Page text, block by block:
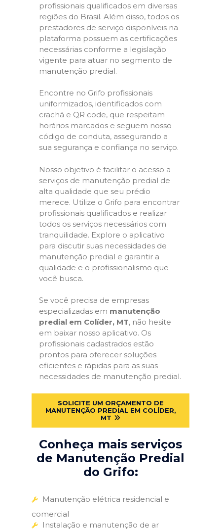
profissionais qualificados em diversas
regiões do Brasil. Além disso, todos os
prestadores de serviço disponíveis na
plataforma possuem as certificações
necessárias conforme a legislação
vigente para atuar no segmento de
manutenção predial.
Encontre no Grifo profissionais
uniformizados, identificados com
crachá e QR code, que respeitam
horários marcados e seguem nosso
código de conduta, assegurando a
sua segurança e confiança no serviço.
Nosso objetivo é facilitar o acesso a
serviços de manutenção predial de
alta qualidade que seu prédio
merece. Utilize o Grifo para encontrar
profissionais qualificados e realizar
todos os serviços necessários com
tranquilidade. Explore o aplicativo
para discutir suas necessidades de
manutenção predial e garantir a
qualidade e o profissionalismo que
você busca.
Se você precisa de empresas
especializadas em manutenção
predial em Colíder, MT, não hesite
em baixar nosso aplicativo. Os
profissionais cadastrados estão
prontos para oferecer soluções
eficientes e rápidas para as suas
necessidades de manutenção predial.
SOLICITE UM ORÇAMENTO DE
MANUTENÇÃO PREDIAL EM COLÍDER,
MT
Conheça mais serviços
de Manutenção Predial
do Grifo:
Manutenção elétrica residencial e
comercial
Instalação e manutenção de ar